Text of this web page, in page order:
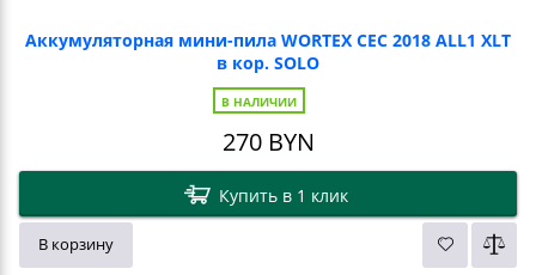
Аккумуляторная мини-пила WORTEX CEC 2018 ALL1 XLT
в кор. SOLO
В НАЛИЧИИ
270BYN
Купить в 1 клик
В корзину